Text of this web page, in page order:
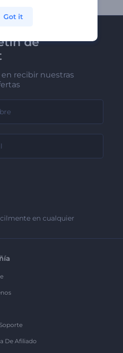
de
recibir nuestras
en cualquier
De Afiliado
Got it